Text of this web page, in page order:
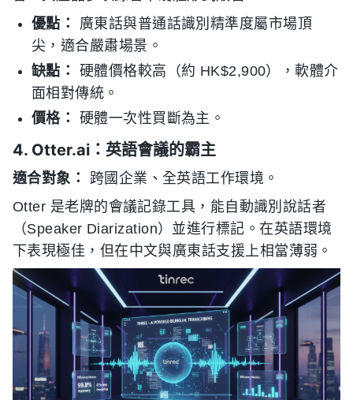
優點：
廣東話與普通話識別精準度屬市場頂
尖，適合嚴肅場景。
缺點：
硬體價格較高（約 HK$2,900），軟體介
面相對傳統。
價格：
硬體一次性買斷為主。
4. Otter.ai：英語會議的霸主
適合對象：
跨國企業、全英語工作環境。
Otter 是老牌的會議記錄工具，能自動識別說話者
（Speaker Diarization）並進行標記。在英語環境
下表現極佳，但在中文與廣東話支援上相當薄弱。